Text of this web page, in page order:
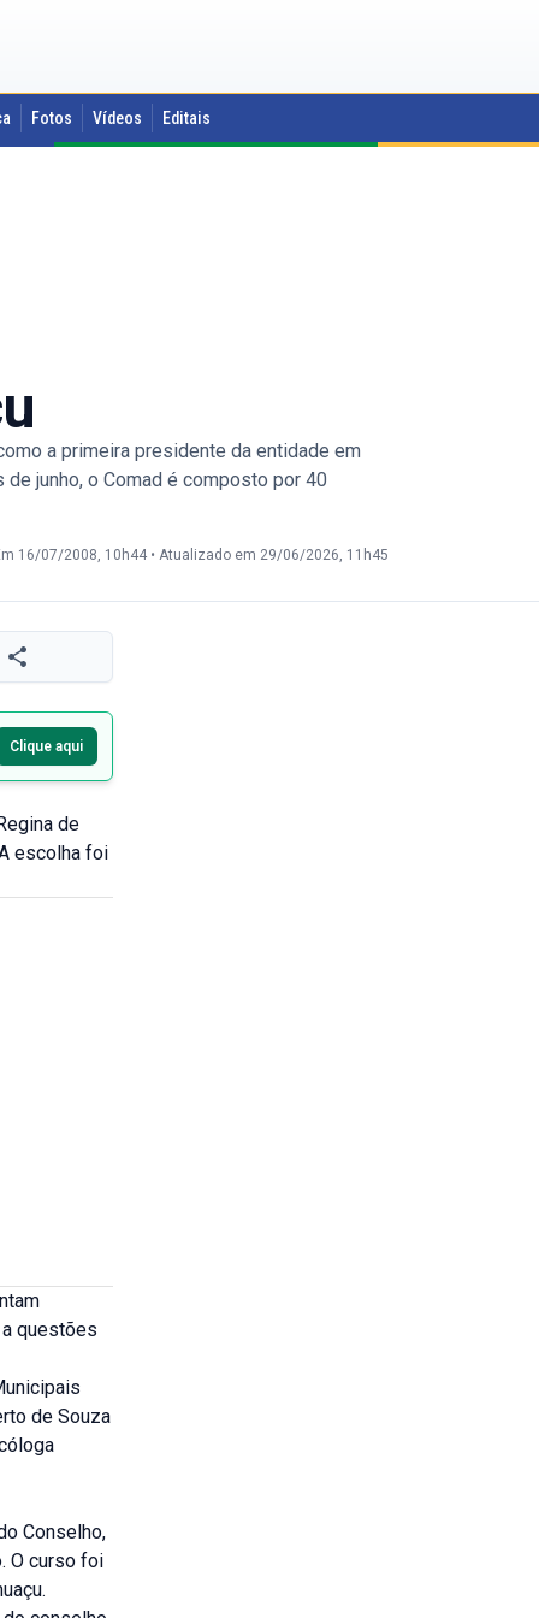
Fotos Vídeos Editais
a primeira presidente da entidade em
junho, o Comad é composto por 40
16/07/2008, 10h44 • Atualizado em 29/06/2026, 11h45
Clique aqui
de
escolha foi
questões
de Souza
Conselho,
O curso foi